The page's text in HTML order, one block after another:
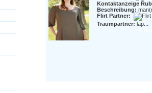
Kontaktanzeige
Beschreibung:
Flirt Partner:
Traumpartner: lap...